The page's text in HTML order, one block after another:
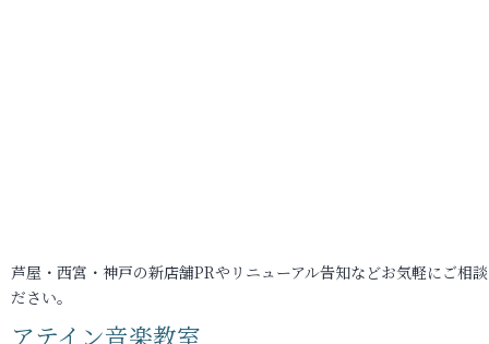
芦屋・西宮・神戸の新店舗PRやリニューアル告知などお気軽にご相
ださい。
アテイン音楽教室